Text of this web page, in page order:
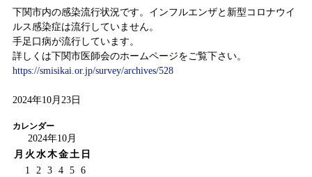
下関市内の感染流行状況です。インフルエンザと新型コロナウイ
ルス感染症は流行していません。
手足口病が流行しています。
詳しくは下関市医師会のホームページをご覧下さい。
https://smisikai.or.jp/survey/archives/528
2024年10月23日
カレンダー
2024年10月
月 火 水木金土 日
1 2 3 4 5
6